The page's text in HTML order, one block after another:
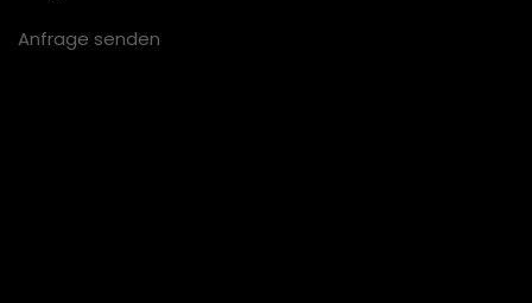
Anfrage senden